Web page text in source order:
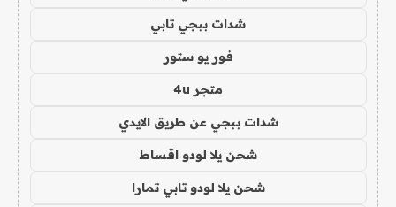
شدات ببجي تابي
فور يو ستور
متجر 4u
شدات ببجي عن طريق الايدي
شحن يلا لودو اقساط
شحن يلا لودو تابي تمارا